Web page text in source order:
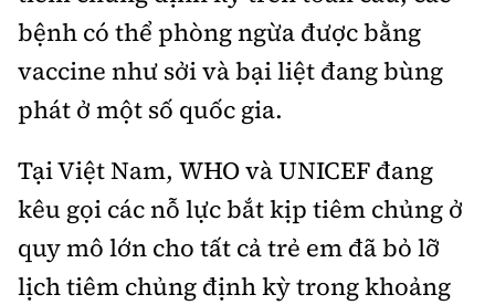
bệnh có thể phòng ngừa được bằng
vaccine như sởi và bại liệt đang bùng
phát ở một số quốc gia.
Tại Việt Nam, WHO và UNICEF đang
kêu gọi các nỗ lực bắt kịp tiêm chủng ở
quy mô lớn cho tất cả trẻ em đã bỏ lỡ
lịch tiêm chủng định kỳ trong khoảng